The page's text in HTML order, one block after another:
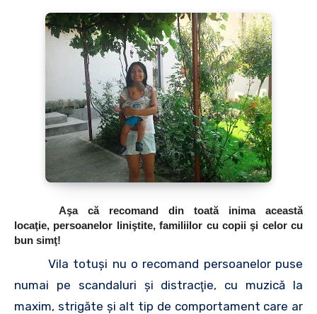
Aşa că recomand din toată inima această
locaţie, persoanelor liniştite, familiilor cu copii şi celor cu
bun simţ!
Vila totuşi nu o recomand persoanelor puse
numai pe scandaluri şi distracţie, cu muzică la
maxim, strigăte şi alt tip de comportament care ar